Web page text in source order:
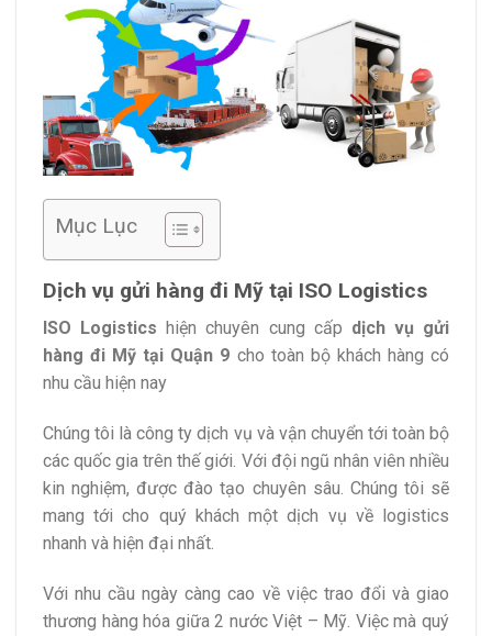
Mục Lục
Dịch vụ gửi hàng đi Mỹ tại ISO Logistics
ISO Logistics hiện chuyên cung cấp dịch vụ gửi
hàng đi Mỹ tại Quận 9 cho toàn bộ khách hàng có
nhu cầu hiện nay
Chúng tôi là công ty dịch vụ và vận chuyển tới toàn bộ
các quốc gia trên thế giới. Với đội ngũ nhân viên nhiều
kin nghiệm, được đào tạo chuyên sâu. Chúng tôi sẽ
mang tới cho quý khách một dịch vụ về logistics
nhanh và hiện đại nhất.
Với nhu cầu ngày càng cao về việc trao đổi và giao
thương hàng hóa giữa 2 nước Việt – Mỹ. Việc mà quý